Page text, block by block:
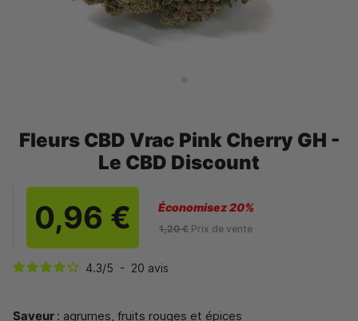
Fleurs CBD Vrac Pink Cherry GH -
Le CBD Discount
0,96 € Économisez 20%
1,20 € Prix de vente
4.3/5 - 20 avis
Saveur : agrumes, fruits rouges et épices